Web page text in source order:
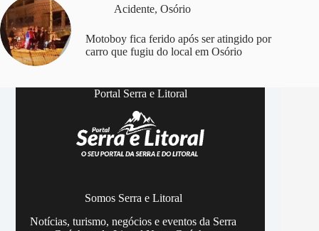
Acidente, Osório
Motoboy fica ferido após ser atingido por
carro que fugiu do local em Osório
Portal Serra e Litoral
Somos Serra e Litoral
Notícias, turismo, negócios e eventos da Serra